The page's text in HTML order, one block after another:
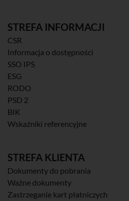
STREFA INFORMACJI
CSR
Informacja o dostępności
SSO IPS
ESG
RODO
PSD 2
BIK
Wskaźniki referencyjne
STREFA KLIENTA
Dokumenty do pobrania
Ważne dokumenty
Zastrzeganie kart płatniczych